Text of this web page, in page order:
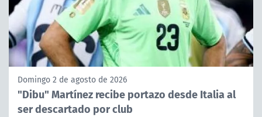
Domingo 2 de agosto de 2026
"Dibu" Martínez recibe portazo desde Italia al
ser descartado por club